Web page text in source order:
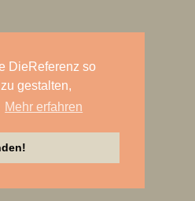
DieReferenz so
gestalten,
Mehr erfahren